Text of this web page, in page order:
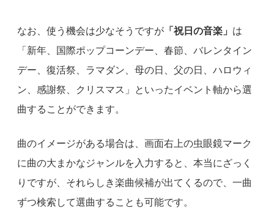
なお、使う機会は少なそうですが 「祝日の音楽」 は
「新年、国際ポップコーンデー、春節、バレンタイン
デー、復活祭、ラマダン、母の日、父の日、ハロウィ
ン、感謝祭、クリスマス」といったイベント軸から選
曲することができます。
曲のイメージがある場合は、画面右上の虫眼鏡マーク
に曲の大まかなジャンルを入力すると、本当にざっく
りですが、それらしき楽曲候補が出てくるので、一曲
ずつ検索して選曲することも可能です。